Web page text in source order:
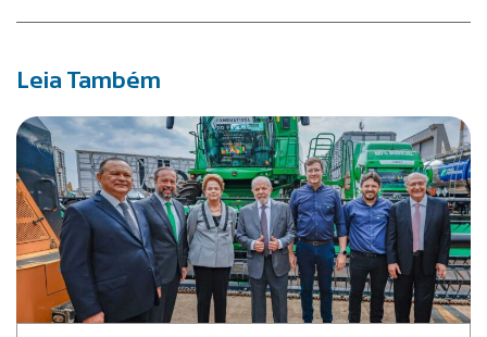
Leia Também